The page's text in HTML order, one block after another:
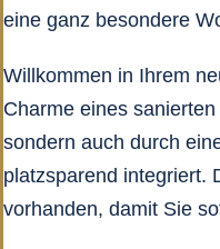
eine ganz besondere
Willkommen in Ihrem
Charme eines
sondern auch durch
platzsparend integriert.
vorhanden, damit Sie